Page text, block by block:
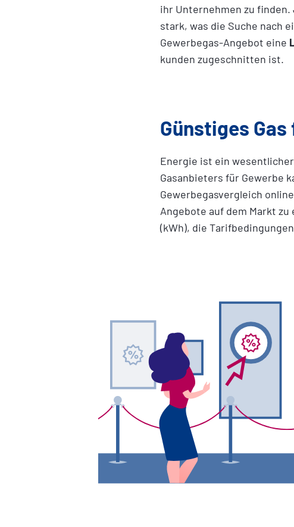
ihr Unternehmen zu
stark, was die Suche nach
Gewerbegas-Angebot eine
kunden zugeschnitten ist.
Günstiges
Energie ist ein
Gasanbieters für Gewerbe
Gewerbegasvergleich
Angebote auf dem Markt
(kWh), die